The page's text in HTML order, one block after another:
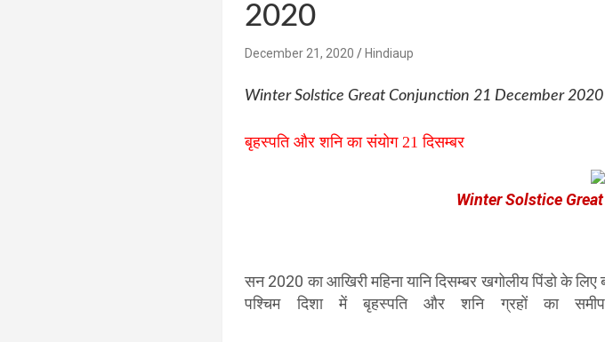
2020
December 21, 2020 Hindiaup
Winter Solstice Great Conjunction 21 December 2020
बृहस्पति और शनि का संयोग 21 दिसम्बर
Winter Solstice
सन 2020 का आखिरी महिना यानि दिसम्बरखगोलीय पिंडो के
पश्चिम दिशा में बृहस्पति और शनि ग्रहों का